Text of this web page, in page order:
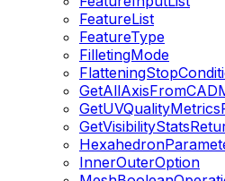
FeatureList
FeatureType
FilletingMode
InnerOuterOption